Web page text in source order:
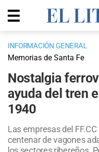
INFORMACIÓN GENERAL
Memorias de Santa Fe
Nostalgia
ayuda del tren
1940
Las empresas del
centenar de vagones